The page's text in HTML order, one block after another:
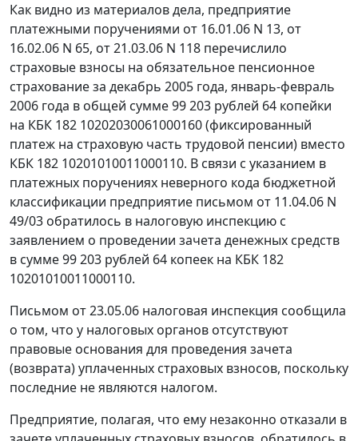
Как видно из материалов дела, предприятие
платежными поручениями от 16.01.06 N 13, от
16.02.06 N 65, от 21.03.06 N 118 перечислило
страховые взносы на обязательное пенсионное
страхование за декабрь 2005 года, январь-февраль
2006 года в общей сумме 99 203 рублей 64 копейки
на КБК 182 10202030061000160 (фиксированный
платеж на страховую часть трудовой пенсии) вместо
КБК 182 10201010011000110. В связи с указанием в
платежных поручениях неверного кода бюджетной
классификации предприятие письмом от 11.04.06 N
49/03 обратилось в налоговую инспекцию с
заявлением о проведении зачета денежных средств
в сумме 99 203 рублей 64 копеек на КБК 182
10201010011000110.
Письмом от 23.05.06 налоговая инспекция сообщила
о том, что у налоговых органов отсутствуют
правовые основания для проведения зачета
(возврата) уплаченных страховых взносов, поскольку
последние не являются налогом.
Предприятие, полагая, что ему незаконно отказали в